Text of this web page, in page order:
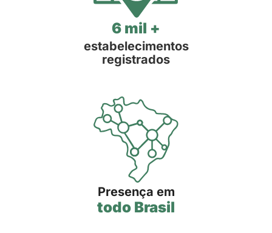
6 mil +
estabelecimentos
registrados
Presença em
todo Brasil